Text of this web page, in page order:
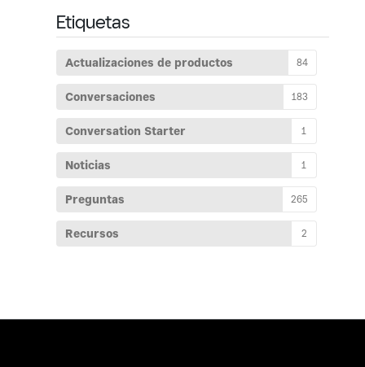
Etiquetas
Actualizaciones de productos 84
Conversaciones 183
Conversation Starter 1
Noticias 1
Preguntas 265
Recursos 2